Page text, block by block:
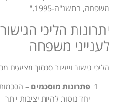
משפחה, התשנ"ה-1995."
יתרונות הליכי
לענייני משפחה
הליכי גישור ויישוב סכסוך מציעים
פתרונות מוסכמים –
יחד נוטות להיות יציבות יותר